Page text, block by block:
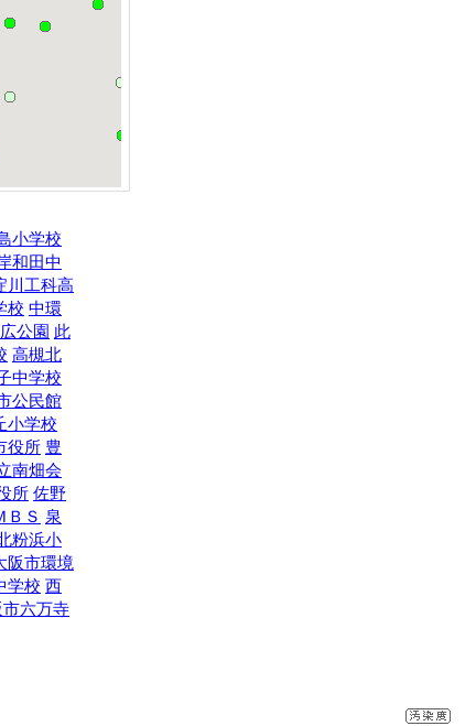
小学校
和田中
川工科高
校 中環
公園 此
高槻北
中学校
公民館
小学校
役所 豊
南畑会
所 佐野
ＢＳ 泉
粉浜小
阪市環境
学校 西
六万寺